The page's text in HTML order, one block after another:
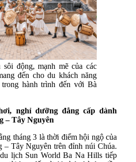
động, mạnh mẽ của các
đến cho du khách năng
hành trình đến với Bà
nghỉ dưỡng đẳng cấp dành
– Tây Nguyên
tháng 3 là thời điểm hội ngộ của
– Tây Nguyên trên đỉnh núi Chúa.
lịch Sun World Ba Na Hills tiếp